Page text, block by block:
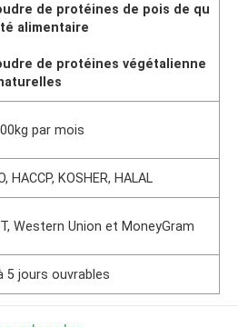
de protéines de pois de qu
alimentaire
de protéines végétalienne
par mois
HACCP, KOSHER, HALAL
Western Union et MoneyGram
5 jours ouvrables